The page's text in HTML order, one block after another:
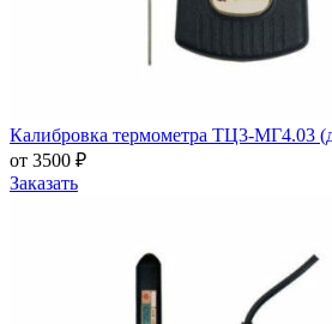
Калибровка термометра ТЦ3-МГ4.03
от 3500 ₽
Заказать